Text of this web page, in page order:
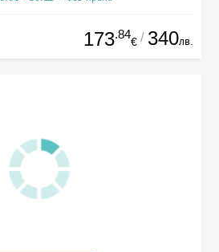
173.84
€ / 340лв.